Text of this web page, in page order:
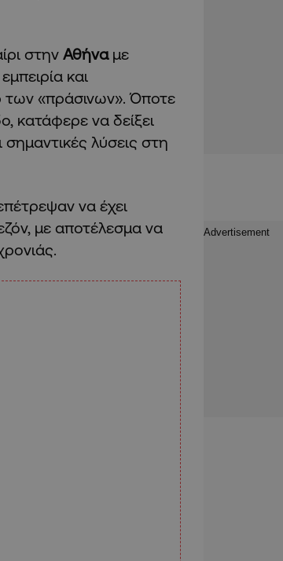
στην Αθήναμε
και
των «πράσινων». Όποτε
κατάφερε να δείξει
λύσεις στη
να έχει
με αποτέλεσμα να